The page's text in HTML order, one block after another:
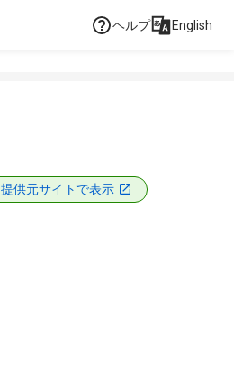
ヘルプ English
提供元サイトで表示